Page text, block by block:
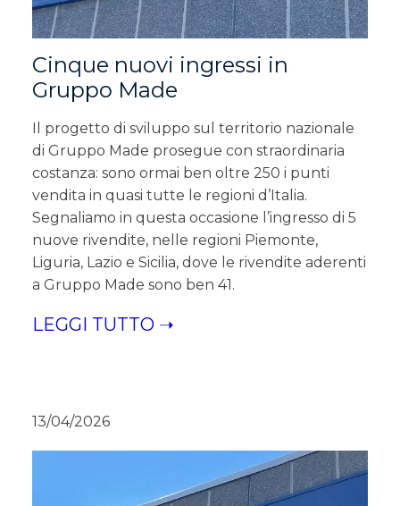
Cinque nuovi ingressi in
Gruppo Made
Il progetto di sviluppo sul territorio nazionale
di Gruppo Made prosegue con straordinaria
costanza: sono ormai ben oltre 250 i punti
vendita in quasi tutte le regioni d’Italia.
Segnaliamo in questa occasione l’ingresso di 5
nuove rivendite, nelle regioni Piemonte,
Liguria, Lazio e Sicilia, dove le rivendite aderenti
a Gruppo Made sono ben 41.
LEGGI TUTTO ➝
13/04/2026